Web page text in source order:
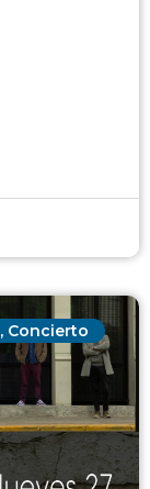
, Concierto